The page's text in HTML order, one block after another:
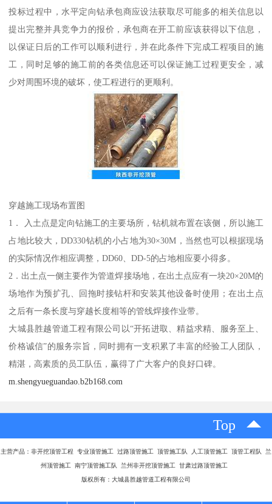
投标过程中，水平定向钻承包商应设法获取尽可能多的相关信息以
提出完整并具竞争力的报价，承包商在开工前应该获得以下信息，
以保证日后的工作可以顺利进行，并在此条件下完成工程项目的施
工，同时足够的施工前的各类信息还可以保证施工过程更安全，减
少对周围环境的破坏，使工程进行的更顺利。
穿越施工现场布置图
1． 入土点是定向钻施工的主要场所，钻机就布置在该侧，所以施工
占地比较大，DD330钻机的小占地为30×30M，当然也可以根据现场
的实际情况作相应调整，DD60、DD-5的占地相应要小得多。
2．出土点一侧主要作为管道焊接场地，在出土点应有一块20×20M的
场地作为预扩孔、回拖时接钻杆和安装其他设备时使用；在出土点
之后有一条长度与穿越长度相等的管线焊接作业带。
大城县胜越管道工程有限公司以“开拓进取、精益求精、服务至上、
价格诚信”的服务宗旨，同时拥有一支积累了丰富的经验工人团队，
精湛，高素质的员工队伍，赢得了广大客户的良好口碑。
m.shengyueguandao.b2b168.com
Top
主营产品： 非开挖顶管工程 专业顶管施工 过路顶管施工 顶管施工队 人工顶管施工 顶管工程队 兰
州顶管施工 南宁顶管施工队 兰州非开挖顶管施工 甘肃过路顶管施工
版权所有：大城县胜越管道工程有限公司